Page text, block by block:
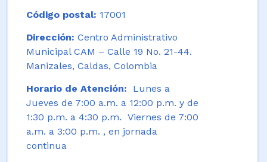
Código postal: 17001
Dirección: Centro Administrativo
Municipal CAM – Calle 19 No. 21-44.
Manizales, Caldas, Colombia
Horario de Atención: Lunes a
Jueves de 7:00 a.m. a 12:00 p.m. y de
1:30 p.m. a 4:30 p.m. Viernes de 7:00
a.m. a 3:00 p.m. , en jornada
continua